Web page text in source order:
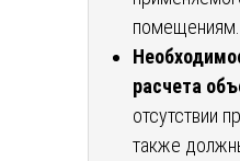
помещениям.
расчета
отсутствии
также